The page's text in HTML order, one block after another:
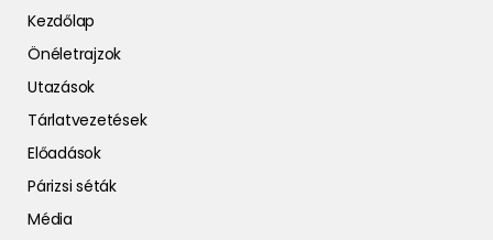
Kezdőlap
Önéletrajzok
Utazások
Tárlatvezetések
Előadások
Párizsi séták
Média